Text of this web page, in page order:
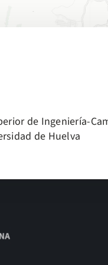
de Ingeniería-
de Huelva